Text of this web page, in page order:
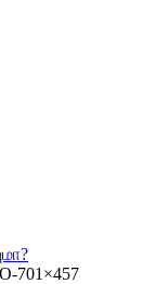
701×457